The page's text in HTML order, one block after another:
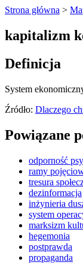
Strona główna >
kapitalizm
Definicja
System
Źródło: Dlaczego
Powiązane
odporność
ramy
tresura
dezinformacja
inżynieria
system
marksizm
hegemonia
postprawda
propaganda